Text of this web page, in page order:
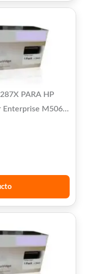
PARA HP
Enterprise M506 /